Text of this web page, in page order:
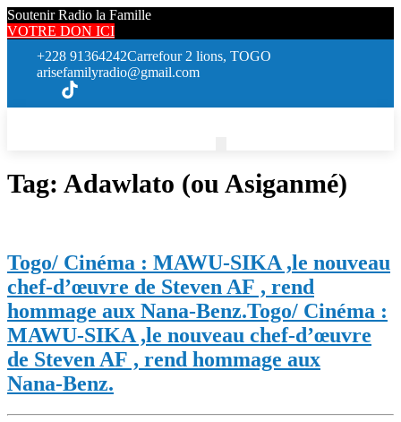
Soutenir Radio la Famille
VOTRE DON ICI
+228 91364242Carrefour 2 lions, TOGO
arisefamilyradio@gmail.com
Tag: Adawlato (ou Asiganmé)
Togo/ Cinéma : MAWU‑SIKA ,le nouveau
chef-d’œuvre de Steven AF , rend
hommage aux Nana‑Benz.Togo/ Cinéma :
MAWU‑SIKA ,le nouveau chef-d’œuvre
de Steven AF , rend hommage aux
Nana‑Benz.